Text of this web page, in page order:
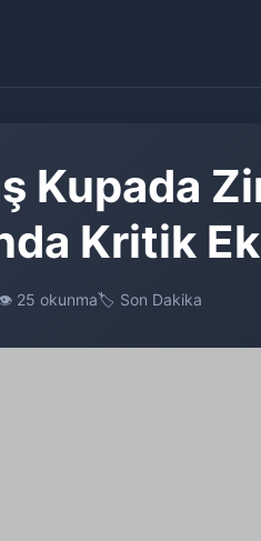
Kupada
Kritik
25 okunma🏷️ Son Dakika